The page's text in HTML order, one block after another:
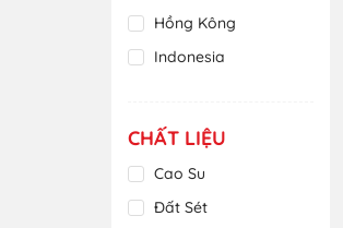
Vàng
Xám
Xanh lá cây
Xanh lam
Xanh ngọc
Hồng Kông
Indonesia
Mỹ
CHẤT LIỆU
Cao Su
Đất Sét